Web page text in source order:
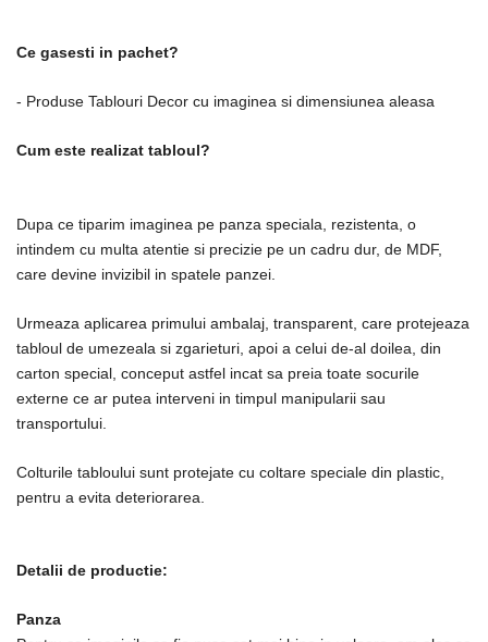
Ce gasesti in pachet?
- Produse Tablouri Decor cu imaginea si dimensiunea aleasa
Cum este realizat tabloul?
Dupa ce tiparim imaginea pe panza speciala, rezistenta, o
intindem cu multa atentie si precizie pe un cadru dur, de MDF,
care devine invizibil in spatele panzei.
Urmeaza aplicarea primului ambalaj, transparent, care protejeaza
tabloul de umezeala si zgarieturi, apoi a celui de-al doilea, din
carton special, conceput astfel incat sa preia toate socurile
externe ce ar putea interveni in timpul manipularii sau
transportului.
Colturile tabloului sunt protejate cu coltare speciale din plastic,
pentru a evita deteriorarea.
Detalii de productie:
Panza